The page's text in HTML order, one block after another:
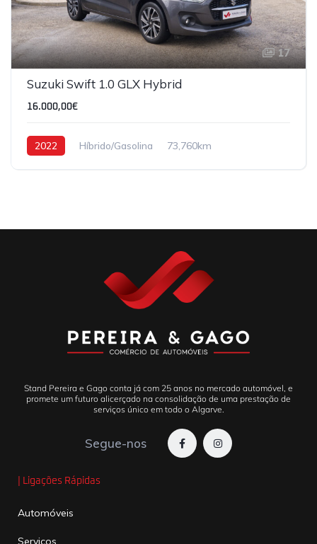
17
Suzuki Swift 1.0 GLX Hybrid
16.000,00€
2022 Híbrido/Gasolina 73,760km
Stand Pereira e Gago conta já com 25 anos no mercado automóvel, e
promete um futuro alicerçado na consolidação de uma prestação de
serviços único em todo o Algarve.
Segue-nos
| Ligações Rápidas
Automóveis
Serviços